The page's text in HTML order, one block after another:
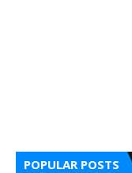
POPULAR POSTS